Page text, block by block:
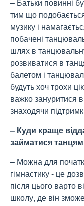
тим що
музику і
побачені
шлях в
розвиватися в
балетом і
будуть хоч трохи
важко зануритися
знаходячи
– Куди краще
займатися
– Можна для
гімнастику - це
після цього варто
школу, де він